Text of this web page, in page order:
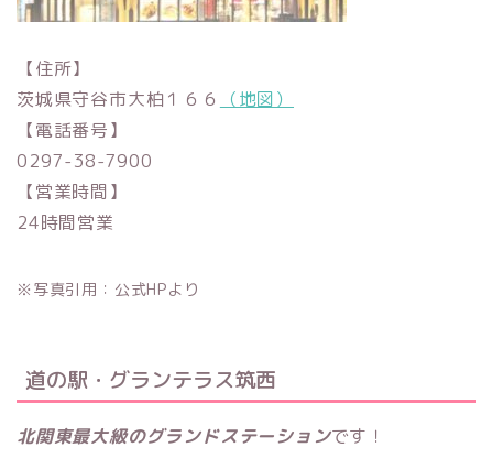
【住所】
茨城県守谷市大柏１６６
（地図）
【電話番号】
0297-38-7900
【営業時間】
24時間営業
※写真引用：公式HPより
道の駅・グランテラス筑西
北関東最大級のグランドステーションです！